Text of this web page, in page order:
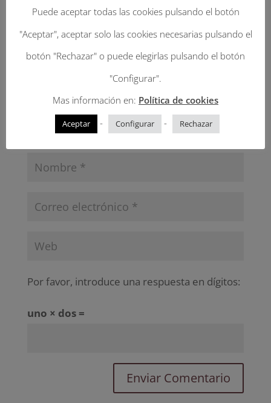
marcados con*
Por favor, introduce una respuesta en dígitos:
uno × dos =
Puede aceptar todas las cookies pulsando el botón
"Aceptar", aceptar solo las cookies necesarias pulsando el
botón "Rechazar" o puede elegirlas pulsando el botón
"Configurar".
Mas información en: Política de cookies
Aceptar - Configurar - Rechazar